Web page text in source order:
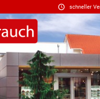
schneller